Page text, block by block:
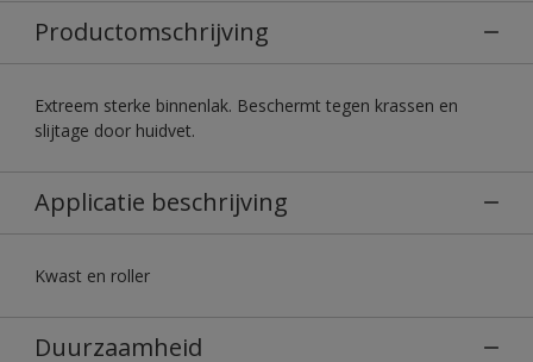
Productomschrijving
Extreem sterke binnenlak. Beschermt tegen krassen en
slijtage door huidvet.
Applicatie beschrijving
Kwast en roller
Duurzaamheid